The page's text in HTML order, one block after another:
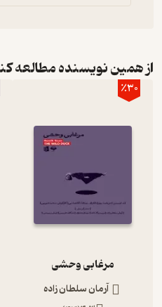
از همین نویسنده مطالعه
٪30
مرغابی وحشی
آرمان سلطان زاده